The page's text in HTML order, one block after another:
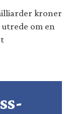
kroner
om en